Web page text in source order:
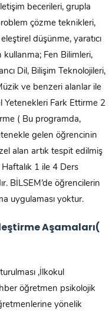
becerileri, grupla
çözme teknikleri,
düşünme, yaratıcı
kullanma; Fen Bilimleri,
Dil, Bilişim Teknolojileri,
ve benzeri alanlar ile
Yetenekleri Fark Ettirme 2
( Bu programda,
gelen öğrencinin
alan artık tespit edilmiş
1 ile 4 Ders
BİLSEM’de öğrencilerin
uygulaması yoktur.
Aşamaları(
,İlkokul
öğretmen psikolojik
yönelik